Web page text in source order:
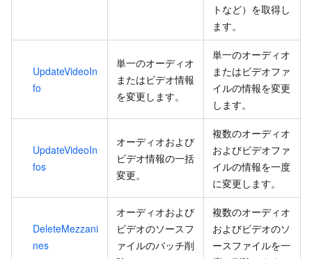
トなど）を取得し
ます。
UpdateVideoIn
fo
単一のオーディオ
またはビデオ情報
を変更します。
単一のオーディオ
またはビデオファ
イルの情報を変更
します。
UpdateVideoIn
fos
オーディオおよび
ビデオ情報の一括
変更。
複数のオーディオ
およびビデオファ
イルの情報を一度
に変更します。
DeleteMezzani
nes
オーディオおよび
ビデオのソースフ
ァイルのバッチ削
複数のオーディオ
およびビデオのソ
ースファイルを一